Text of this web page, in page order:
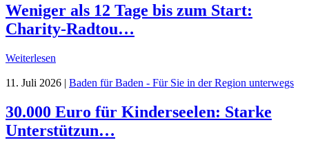
Weniger als 12 Tage bis zum Start:
Charity-Radtou…
Weiterlesen
11. Juli 2026 | Baden für Baden - Für Sie in der Region unterwegs
30.000 Euro für Kinderseelen: Starke
Unterstützun…